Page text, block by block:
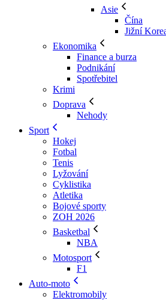
Asie
Čína
Jižní
Ekonomika
Finance a burza
Podnikání
Spotřebitel
Krimi
Doprava
Nehody
Sport
Hokej
Fotbal
Tenis
Lyžování
Cyklistika
Atletika
Bojové sporty
ZOH 2026
Basketbal
NBA
Motosport
F1
Auto-moto
Elektromobily